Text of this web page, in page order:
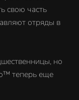
свою часть
отряды в
но
теперь еще